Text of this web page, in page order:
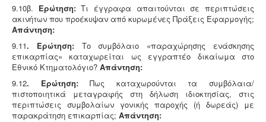
9.10β. Ερώτηση:Τι έγγραφα απαιτούνται σε περιπτώσεις
ακινήτων που προέκυψαν από κυρωμένες Πράξεις Εφαρμογής;
Απάντηση:
9.11. Ερώτηση: Το συμβόλαιο «παραχώρησης ενάσκησης
επικαρπίας» καταχωρείται ως εγγραπτέο δικαίωμα στο
Εθνικό Κτηματολόγιο? Απάντηση:
9.12. Ερώτηση:Πως καταχωρούνται τα συμβόλαια/
πιστοποιητικά μεταγραφής στη δήλωση ιδιοκτησίας, στις
περιπτώσεις συμβολαίων γονικής παροχής (ή δωρεάς) με
παρακράτηση επικαρπίας; Απάντηση: